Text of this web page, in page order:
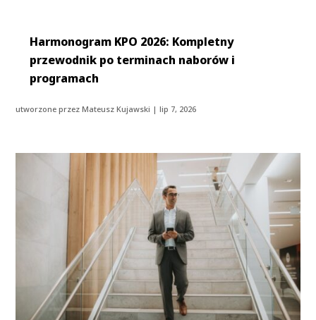
Harmonogram KPO 2026: Kompletny
przewodnik po terminach naborów i
programach
utworzone przezMateusz Kujawski |lip 7, 2026